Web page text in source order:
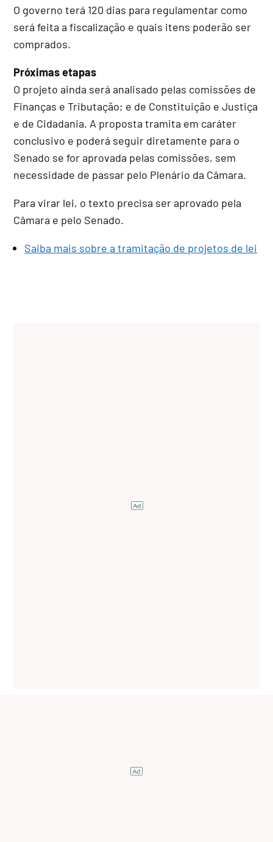
O governo terá 120 dias para regulamentar como
será feita a fiscalização e quais itens poderão ser
comprados.
Próximas etapas
O projeto ainda será analisado pelas comissões de
Finanças e Tributação; e de Constituição e Justiça
e de Cidadania. A proposta tramita em caráter
conclusivo e poderá seguir diretamente para o
Senado se for aprovada pelas comissões, sem
necessidade de passar pelo Plenário da Câmara.
Para virar lei, o texto precisa ser aprovado pela
Câmara e pelo Senado.
Saiba mais sobre a tramitação de projetos de lei